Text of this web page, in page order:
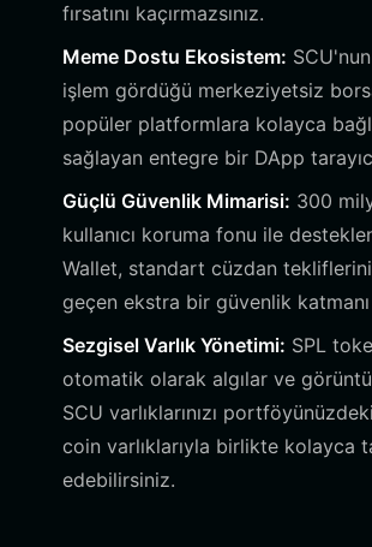
fırsatını kaçırmazsınız.
Meme Dostu Ekosistem:
işlem gördüğü merkeziyetsiz
popüler platformlara kolayca
sağlayan entegre bir DApp
Güçlü Güvenlik Mimarisi: 300
kullanıcı koruma fonu ile
Wallet, standart cüzdan
geçen ekstra bir güvenlik
Sezgisel Varlık Yönetimi: SPL
otomatik olarak algılar ve
SCU varlıklarınızı
coin varlıklarıyla birlikte kolayca
edebilirsiniz.